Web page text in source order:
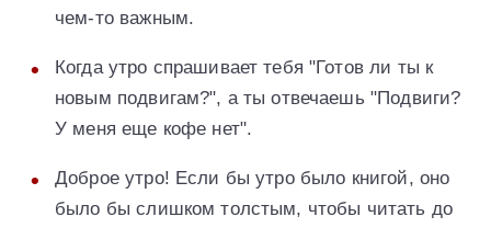
чем-то важным.
Когда утро спрашивает тебя "Готов ли ты к
новым подвигам?", а ты отвечаешь "Подвиги?
У меня еще кофе нет".
Доброе утро! Если бы утро было книгой, оно
было бы слишком толстым, чтобы читать до